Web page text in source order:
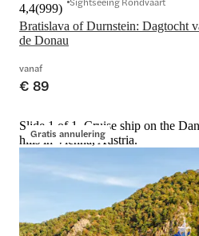
Bratislava of Durnstein: Dagtocht
de Donau
4,4(999)
vanaf
€ 89
Gratis annulering
Slide 1 of 1, Cruise ship on the
hills in Vienna, Austria.